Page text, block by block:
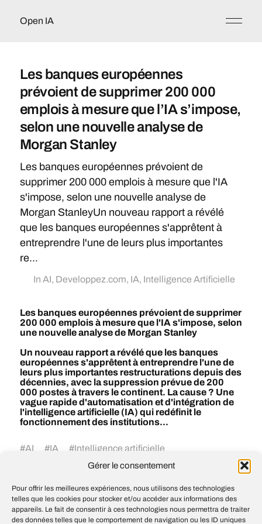
Gérer le consentement
Pour offrir les meilleures expériences, nous utilisons des technologies
telles que les cookies pour stocker et/ou accéder aux informations des
appareils. Le fait de consentir à ces technologies nous permettra de traiter
des données telles que le comportement de navigation ou les ID uniques
Open IA
Les banques européennes
prévoient de supprimer 200 000
emplois à mesure que l’IA s’impose,
selon une nouvelle analyse de
Morgan Stanley
Les banques européennes prévoient de
supprimer 200 000 emplois à mesure que l'IA
s'impose, selon une nouvelle analyse de
Morgan StanleyUn nouveau rapport a révélé
que les banques européennes s'apprêtent à
entreprendre l'une de leurs plus importantes
re...
In AI, Developpez.com, IA, Intelligence Artificielle
Les banques européennes prévoient de supprimer
200 000 emplois à mesure que l'IA s'impose, selon
une nouvelle analyse de Morgan Stanley
Un nouveau rapport a révélé que les banques
européennes s'apprêtent à entreprendre l'une de
leurs plus importantes restructurations depuis des
décennies, avec la suppression prévue de 200
000 postes à travers le continent. La cause ? Une
vague rapide d'automatisation et d'intégration de
l'intelligence artificielle (IA) qui redéfinit le
fonctionnement des institutions...
#AI #IA #Intelligence artificielle
Announcing OpenAI Grove Cohort 2
Le secteur de l’IA s’apprête à passer un
test crucial en 2026 : la vitesse à laquelle